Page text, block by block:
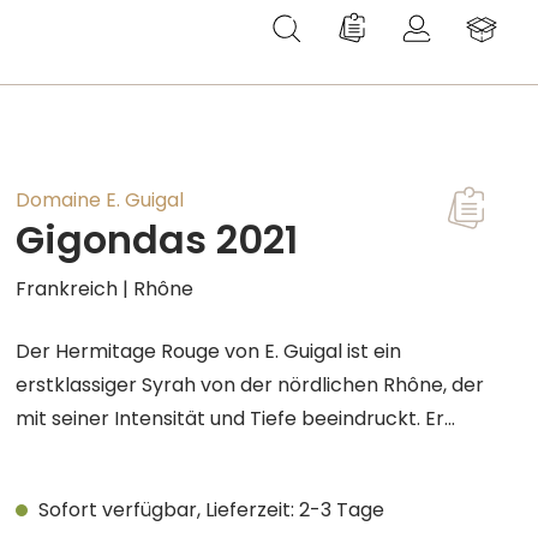
Du hast 0 Produkte
Domaine E. Guigal
Gigondas 2021
Frankreich | Rhône
Der Hermitage Rouge von E. Guigal ist ein
erstklassiger Syrah von der nördlichen Rhône, der
mit seiner Intensität und Tiefe beeindruckt. Er
roten Früchten wie Kirschen entfaltet. Am
Sofort verfügbar, Lieferzeit: 2-3 Tage